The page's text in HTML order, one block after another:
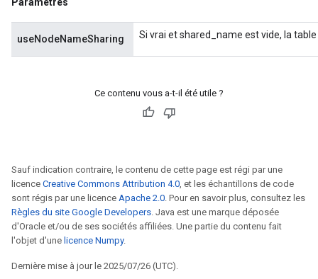
useNodeNameSharing Si vrai et shared_name est vide, la
Ce contenu vous a-t-il été utile ?
Sauf indication contraire, le contenu de cette page est régi par une
licence Creative Commons Attribution 4.0, et les échantillons de code
sont régis par une licence Apache 2.0. Pour en savoir plus, consultez les
Règles du site Google Developers. Java est une marque déposée
d'Oracle et/ou de ses sociétés affiliées. Une partie du contenu fait
l'objet d'une licence Numpy.
Dernière mise à jour le 2025/07/26 (UTC).